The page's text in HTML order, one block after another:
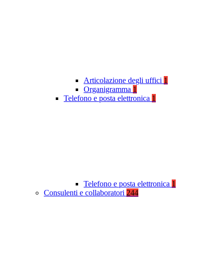
Articolazione degli uffici 1
Organigramma 1
Telefono e posta elettronica 1
Telefono e posta elettronica 1
Consulenti e collaboratori 244